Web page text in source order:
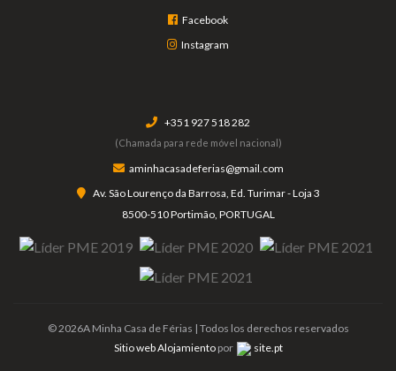
Facebook
Instagram
+351 927 518 282
(Chamada para rede móvel nacional)
aminhacasadeferias@gmail.com
Av. São Lourenço da Barrosa, Ed. Turimar - Loja 3
8500-510 Portimão, PORTUGAL
© 2026A Minha Casa de Férias | Todos los derechos reservados
Sitio web Alojamientopor site.pt